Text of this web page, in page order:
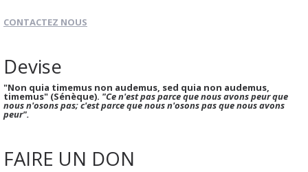
CONTACTEZ NOUS
Devise
"Non quia timemus non audemus, sed quia non audemus,
timemus" (Sénèque). "Ce n'est pas parce que nous avons peur que
nous n'osons pas; c'est parce que nous n'osons pas que nous avons
peur".
FAIRE UN DON